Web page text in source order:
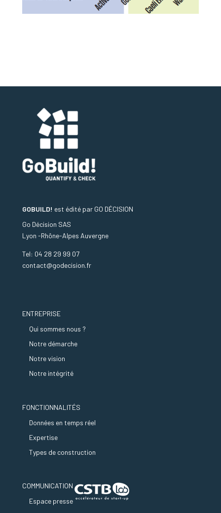
GOBUILD! est édité par GO DÉCISION
Go Décision SAS
Lyon -Rhône-Alpes Auvergne
Tel: 04 28 29 99 07
contact@godecision.fr
ENTREPRISE
Qui sommes nous ?
Notre démarche
Notre vision
Notre intégrité
FONCTIONNALITÉS
Données en temps réel
Expertise
Types de construction
COMMUNICATION
Espace presse